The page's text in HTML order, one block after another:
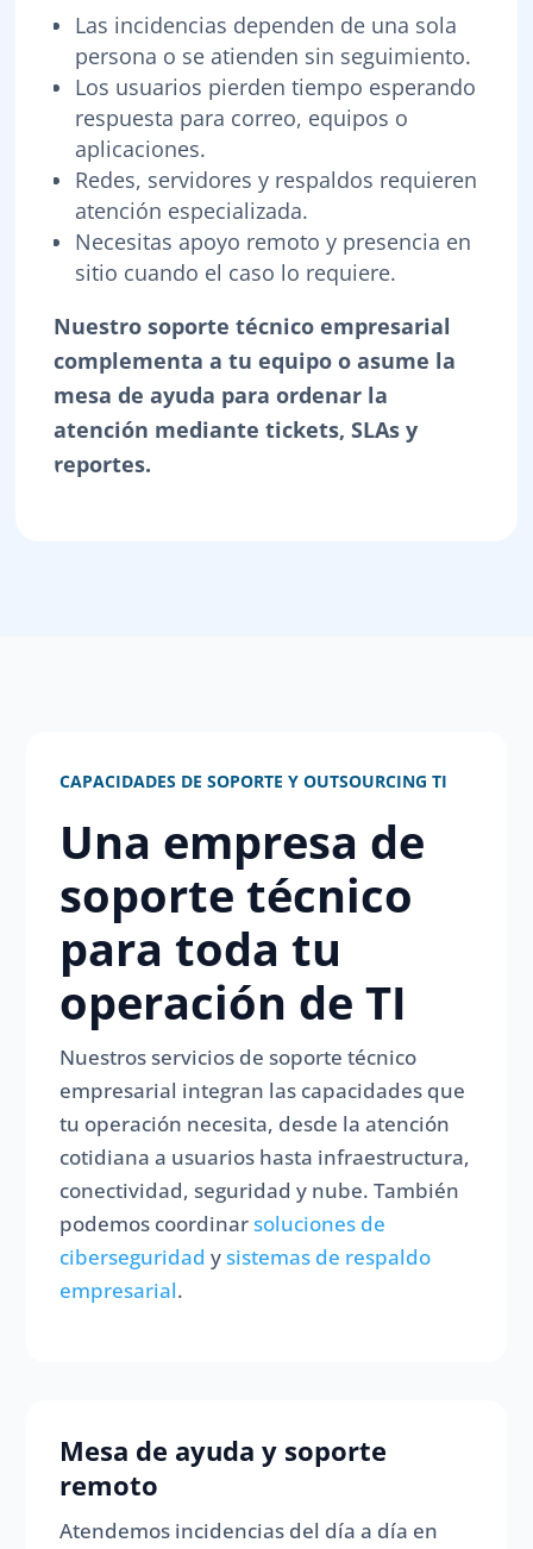
Las incidencias dependen de una sola
persona o se atienden sin seguimiento.
Los usuarios pierden tiempo esperando
respuesta para correo, equipos o
aplicaciones.
Redes, servidores y respaldos requieren
atención especializada.
Necesitas apoyo remoto y presencia en
sitio cuando el caso lo requiere.
Nuestro soporte técnico empresarial
complementa a tu equipo o asume la
mesa de ayuda para ordenar la
atención mediante tickets, SLAs y
reportes.
CAPACIDADES DE SOPORTE Y OUTSOURCING TI
Una empresa de
soporte técnico
para toda tu
operación de TI
Nuestros servicios de soporte técnico
empresarial integran las capacidades que
tu operación necesita, desde la atención
cotidiana a usuarios hasta infraestructura,
conectividad, seguridad y nube. También
podemos coordinarsoluciones de
ciberseguridad ysistemas de respaldo
empresarial.
Mesa de ayuda y soporte
remoto
Atendemos incidencias del día a día en